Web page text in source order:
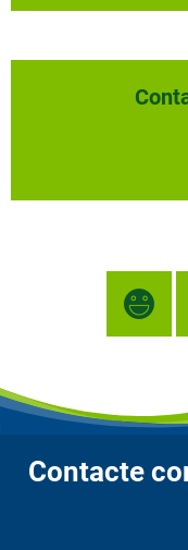
Contacte